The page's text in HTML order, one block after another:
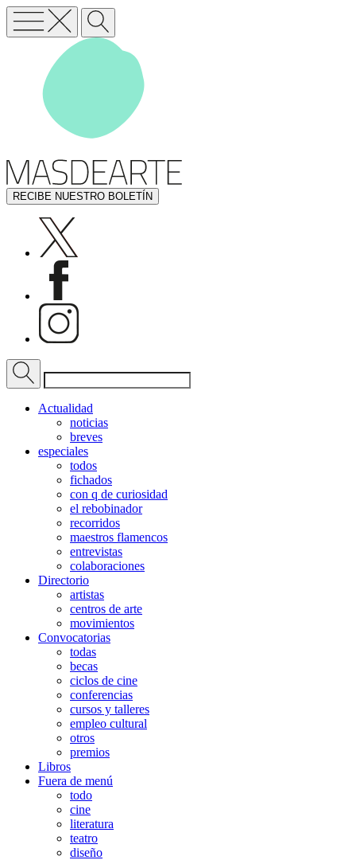
RECIBE NUESTRO BOLETÍN
Actualidad
noticias
breves
especiales
todos
fichados
con q de curiosidad
el rebobinador
recorridos
maestros flamencos
entrevistas
colaboraciones
Directorio
artistas
centros de arte
movimientos
Convocatorias
todas
becas
ciclos de cine
conferencias
cursos y talleres
empleo cultural
otros
premios
Libros
Fuera de menú
todo
cine
literatura
teatro
diseño